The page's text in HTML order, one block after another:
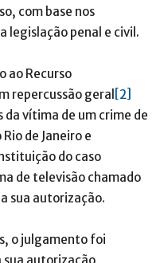
com base nos
legislação penal e civil.
ao Recurso
repercussão geral
[2]
vítima de um crime de
de Janeiro e
do caso
de televisão chamado
sua autorização.
o julgamento foi